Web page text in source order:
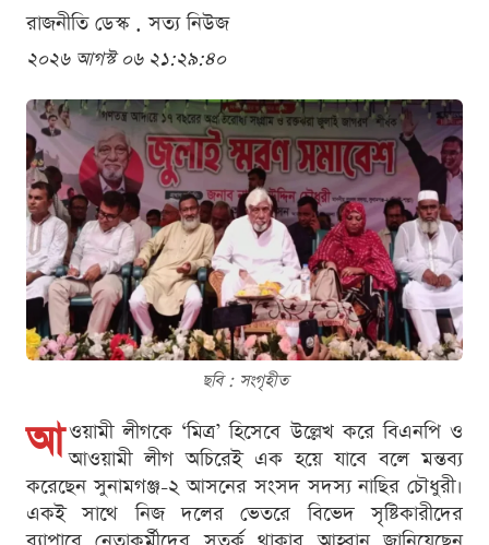
রাজনীতি ডেস্ক . সত্য নিউজ
২০২৬ আগস্ট ০৬ ২১:২৯:৪০
ছবি : সংগৃহীত
আ ওয়ামী লীগকে ‘মিত্র’ হিসেবে উল্লেখ করে বিএনপি ও
আওয়ামী লীগ অচিরেই এক হয়ে যাবে বলে মন্তব্য
করেছেন সুনামগঞ্জ-২ আসনের সংসদ সদস্য নাছির চৌধুরী।
একই সাথে নিজ দলের ভেতরে বিভেদ সৃষ্টিকারীদের